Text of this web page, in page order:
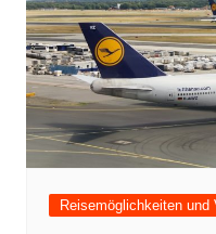
Reisemöglichkeiten und